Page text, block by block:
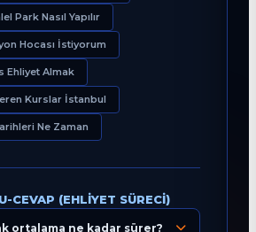
Park Nasıl Yapılır
Hocası İstiyorum
Ehliyet Almak
Kurslar İstanbul
Ne Zaman
CEVAP (EHLIYET SÜRECI)
ortalama ne kadar sürer?